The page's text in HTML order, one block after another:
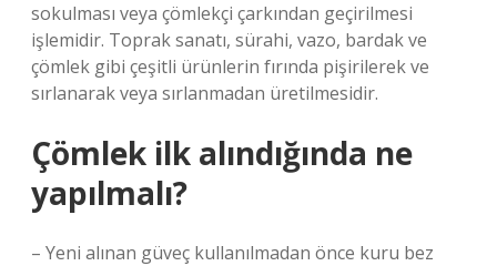
sokulması veya çömlekçi çarkından geçirilmesi
işlemidir. Toprak sanatı, sürahi, vazo, bardak ve
çömlek gibi çeşitli ürünlerin fırında pişirilerek ve
sırlanarak veya sırlanmadan üretilmesidir.
Çömlek ilk alındığında ne
yapılmalı?
– Yeni alınan güveç kullanılmadan önce kuru bez